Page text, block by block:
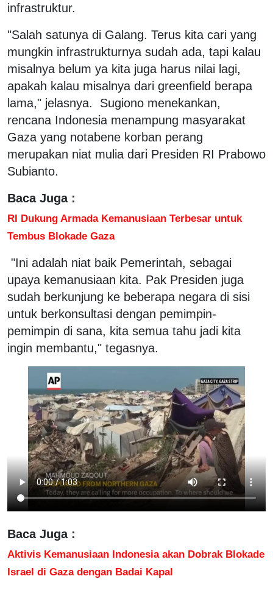
infrastruktur.
"Salah satunya di Galang. Terus kita cari yang
mungkin infrastrukturnya sudah ada, tapi kalau
misalnya belum ya kita juga harus nilai lagi,
apakah kalau misalnya dari greenfield berapa
lama," jelasnya. Sugiono menekankan,
rencana Indonesia menampung masyarakat
Gaza yang notabene korban perang
merupakan niat mulia dari Presiden RI Prabowo
Subianto.
Baca Juga :
RI Dukung Armada Kemanusiaan Terbesar untuk
Tembus Blokade Gaza
"Ini adalah niat baik Pemerintah, sebagai
upaya kemanusiaan kita. Pak Presiden juga
sudah berkunjung ke beberapa negara di sisi
untuk berkonsultasi dengan pemimpin-
pemimpin di sana, kita semua tahu jadi kita
ingin membantu," tegasnya.
Baca Juga :
Aktivis Kemanusiaan Indonesia akan Dobrak Blokade
Israel di Gaza dengan Badai Kapal